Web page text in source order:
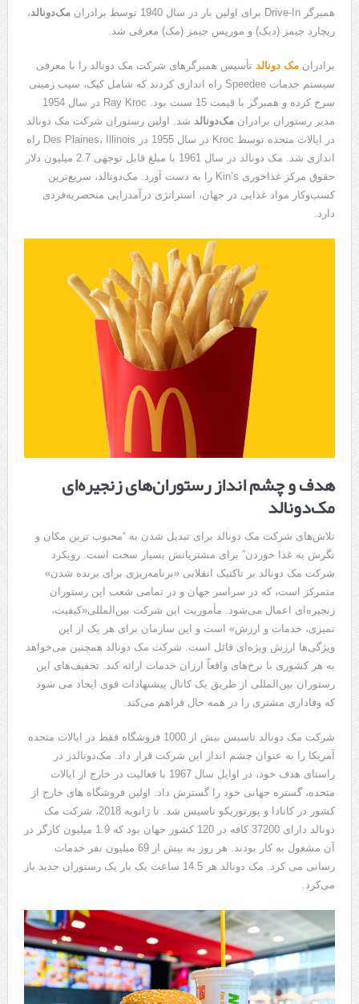
همبرگر Drive-In برای اولین بار در سال 1940 توسط برادران
مک‌دونالد،
ریچارد جیمز (دیک) و موریس جیمز (مک) معرفی شد.
برادران مک‌ دونالدتأسیس همبرگرهای شرکت مک دونالد را با معرفی
سیستم خدمات Speedee راه اندازی کردند که شامل کیک، سیب زمینی
سرخ کرده و همبرگر با قیمت 15 سنت بود. Ray Kroc در سال 1954
مدیر رستوران برادران مک‌دونالد شد. اولین رستوران شرکت مک دونالد
در ایالات متحده توسط Kroc در سال 1955 در Des Plaines، Illinois راه
اندازی شد. مک دونالد در سال 1961 با مبلغ قابل توجهی 2.7 میلیون دلار
حقوق مرکز غذاخوری Kin’s را به دست آورد. مک‌دونالد، سریع‌ترین
کسب‌وکار مواد غذایی در جهان، استراتژی درآمدزایی منحصربه‌فردی
دارد.
هدف و چشم انداز رستوران‌های زنجیره‌ای
مک‌دونالد
تلاش‌های شرکت مک دونالد برای تبدیل شدن به “محبوب ترین مکان و
نگرش به غذا خوردن” برای مشتریانش بسیار سخت است. رویکرد
شرکت مک دونالد بر تاکتیک انقلابی «برنامه‌ریزی برای برنده شدن»
متمرکز است، که در سراسر جهان و در تمامی شعب این رستوران
زنجیره‌ای اعمال می‌شود. مأموریت این شرکت بین‌المللی«کیفیت،
تمیزی، خدمات و ارزش» است و این سازمان برای هر یک از این
ویژگی‌ها ارزش ویژه‌ای قائل است. شرکت مک دونالد همچنین می‌خواهد
به هر کشوری با نرخ‌های واقعاً ارزان خدمات ارائه کند. تخفیف‌های این
رستوران بین‌المللی از طریق یک کانال پیشنهادات قوی ایجاد می شود
که وفاداری مشتری را در همه حال فراهم می‌کند.
شرکت مک دونالد تاسیس بیش از 1000 فروشگاه فقط در ایالات متحده
آمریکا را به عنوان چشم انداز این شرکت قرار داد. مک‌دونالدز در
راستای هدف خود، در اوایل سال 1967 با فعالیت در خارج از ایالات
متحده، گستره جهانی خود را گسترش داد. اولین فروشگاه های خارج از
کشور در کانادا و پورتوریکو تاسیس شد. تا ژانویه 2018، شرکت مک
دونالد دارای 37200 کافه در 120 کشور جهان بود که 1.9 میلیون کارگر در
آن مشغول به کار بودند. هر روز به بیش از 69 میلیون نفر خدمات
رسانی می کرد. مک دونالد هر 14.5 ساعت یک بار یک رستوران جدید باز
می‌کرد.